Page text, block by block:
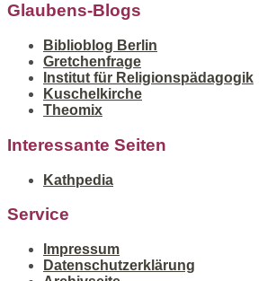
Glaubens-Blogs
Biblioblog Berlin
Gretchenfrage
Institut für Religionspädagogik
Kuschelkirche
Theomix
Interessante Seiten
Kathpedia
Service
Impressum
Datenschutzerklärung